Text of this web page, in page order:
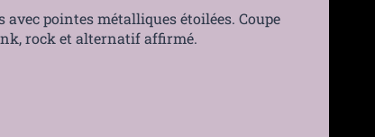
pointes métalliques étoilées. Coupe
rock et alternatif affirmé.